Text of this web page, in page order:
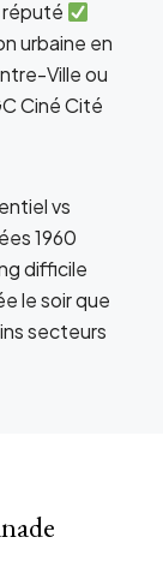
urbaine en
Ville ou
Ciné Cité
vs
1960
difficile
le soir que
secteurs